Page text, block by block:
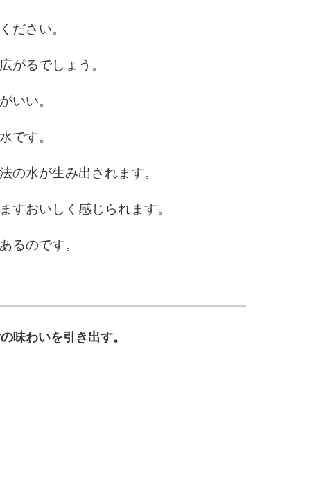
ださい。
がるでしょう。
いい。
です。
の水が生み出されます。
すおいしく感じられます。
るのです。
味わいを引き出す。